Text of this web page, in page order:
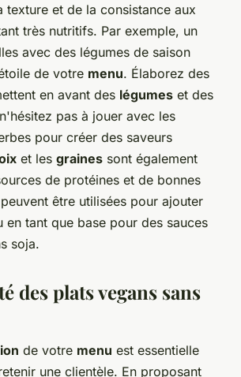
texture et de la consistance aux
très nutritifs. Par exemple, un
avec des légumes de saison
de votre menu. Élaborez des
en avant des légumes et des
pas à jouer avec les
pour créer des saveurs
et les graines sont également
de protéines et de bonnes
être utilisées pour ajouter
en tant que base pour des sauces
soja.
des plats vegans sans
de votre menu est essentielle
une clientèle. En proposant